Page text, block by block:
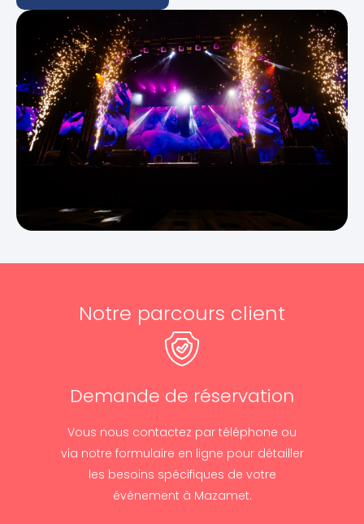
Notre parcours client
Demande de réservation
Vous nous contactez par téléphone ou
via notre formulaire en ligne pour détailler
les besoins spécifiques de votre
événement à Mazamet.